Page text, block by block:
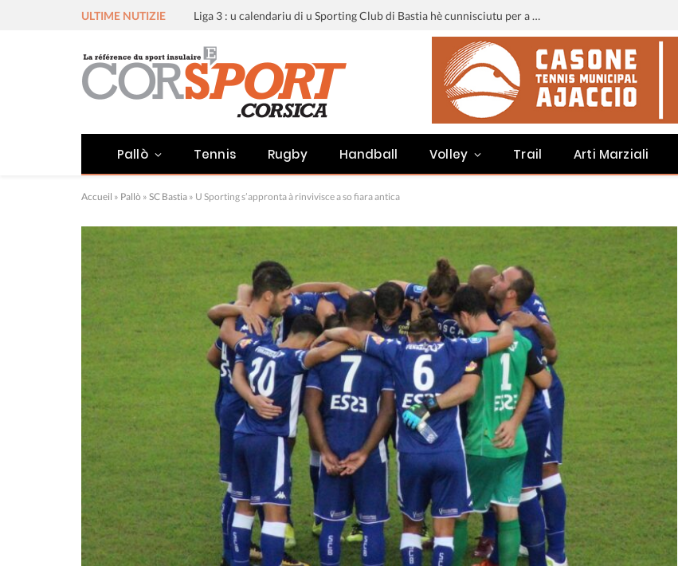
ULTIME NUTIZIE Liga 3 : u calendariu di u Sporting Club di Bastia hè cunnisciutu per a staghjoni 2026-2027
Pallò Tennis Rugby Handball Volley Trail Arti Marziali
Accueil » Pallò » SC Bastia » U Sporting s’appronta à rinvivisce a so fiara antica